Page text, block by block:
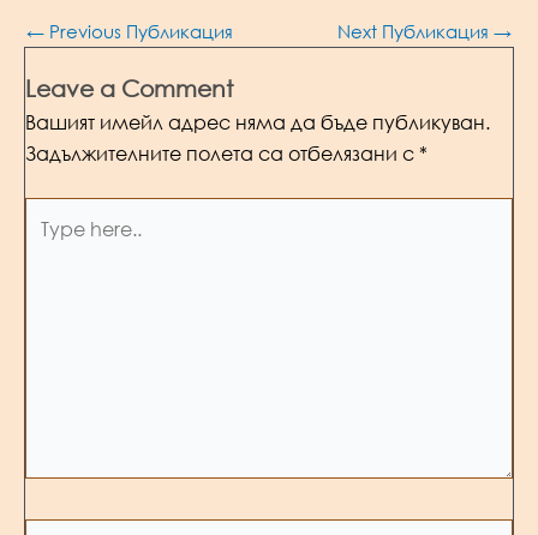
Post
← Previous Публикация Next Публикация →
Leave a Comment
Вашият имейл адрес няма да бъде публикуван.
Задължителните полета са отбелязани с *
here..